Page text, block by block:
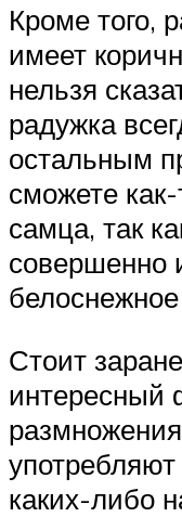
Кроме того,
имеет
нельзя
радужка
остальным
сможете
самца, так
совершенно
Стоит
интересный
каких-либо